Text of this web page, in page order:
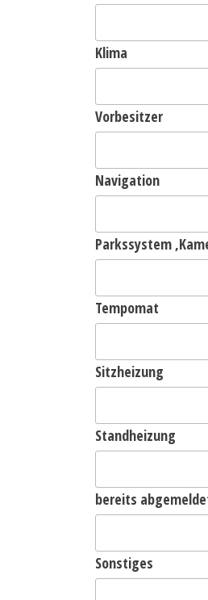
Klima
Vorbesitzer
Navigation
Parkssystem
Tempomat
Sitzheizung
Standheizung
bereits
Sonstiges